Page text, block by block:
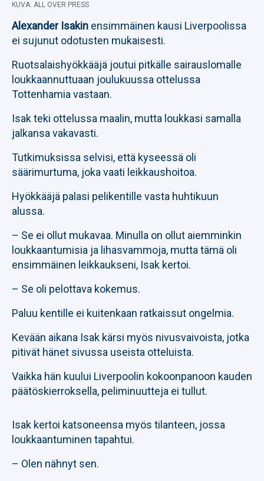
KUVA: ALL OVER PRESS
Alexander Isakin ensimmäinen kausi Liverpoolissa
ei sujunut odotusten mukaisesti.
Ruotsalaishyökkääjä joutui pitkälle sairauslomalle
loukkaannuttuaan joulukuussa ottelussa
Tottenhamia vastaan.
Isak teki ottelussa maalin, mutta loukkasi samalla
jalkansa vakavasti.
Tutkimuksissa selvisi, että kyseessä oli
säärimurtuma, joka vaati leikkaushoitoa.
Hyökkääjä palasi pelikentille vasta huhtikuun
alussa.
– Se ei ollut mukavaa. Minulla on ollut aiemminkin
loukkaantumisia ja lihasvammoja, mutta tämä oli
ensimmäinen leikkaukseni, Isak kertoi.
– Se oli pelottava kokemus.
Paluu kentille ei kuitenkaan ratkaissut ongelmia.
Kevään aikana Isak kärsi myös nivusvaivoista, jotka
pitivät hänet sivussa useista otteluista.
Vaikka hän kuului Liverpoolin kokoonpanoon kauden
päätöskierroksella, peliminuutteja ei tullut.
Isak kertoi katsoneensa myös tilanteen, jossa
loukkaantuminen tapahtui.
– Olen nähnyt sen.